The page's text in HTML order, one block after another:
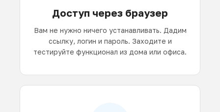
Доступ через браузер
Вам не нужно ничего устанавливать. Дадим
ссылку, логин и пароль. Заходите и
тестируйте функционал из дома или офиса.